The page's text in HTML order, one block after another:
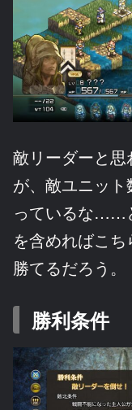
敵リーダーと
が、敵ユニッ
っているな……
を含めればこち
勝てるだろう。
勝利条件